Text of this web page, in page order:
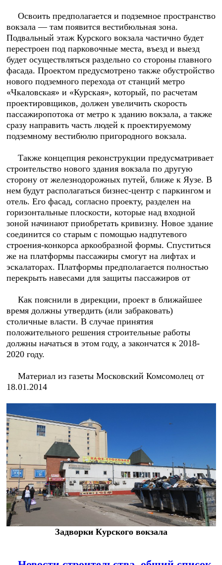
Освоить предполагается и подземное пространство
вокзала — там появится вестибюльная зона.
Подвальный этаж Курского вокзала частично будет
перестроен под парковочные места, въезд и выезд
будет осуществляться раздельно со стороны главного
фасада. Проектом предусмотрено также обустройство
нового подземного перехода от станций метро
«Чкаловская» и «Курская», который, по расчетам
проектировщиков, должен увеличить скорость
пассажиропотока от метро к зданию вокзала, а также
сразу направить часть людей к проектируемому
подземному вестибюлю пригородного вокзала.
Также концепция реконструкции предусматривает
строительство нового здания вокзала по другую
сторону от железнодорожных путей, ближе к Яузе. В
нем будут располагаться бизнес-центр с паркингом и
отель. Его фасад, согласно проекту, разделен на
горизонтальные плоскости, которые над входной
зоной начинают приобретать кривизну. Новое здание
соединится со старым с помощью надпутевого
строения-конкорса аркообразной формы. Спуститься
же на платформы пассажиры смогут на лифтах и
эскалаторах. Платформы предполагается полностью
перекрыть навесами для защиты пассажиров от
Как пояснили в дирекции, проект в ближайшее
время должны утвердить (или забраковать)
столичные власти. В случае принятия
положительного решения строительные работы
должны начаться в этом году, а закончатся к 2018-
2020 году.
Материал из газеты Московский Комсомолец от
18.01.2014
Задворки Курского вокзала